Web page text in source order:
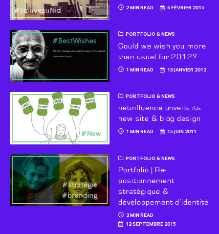
2 MIN READ 6 FÉVRIER 2015
PORTFOLIO & NEWS
Could we wish you more
than usual for 2012?
1 MIN READ 13 JANVIER 2012
PORTFOLIO & NEWS
netinfluence unveils its
new site & blog design
1 MIN READ 15 JUIN 2011
PORTFOLIO & NEWS
Portfolio | Re-
positionnement
stratégique &
développement d’identité
2 MIN READ
12 SEPTEMBRE 2015